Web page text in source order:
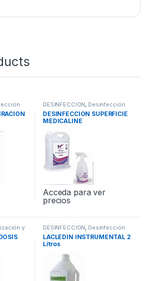
DESINFECCION Desinfección
DESINFECCION SUPERFICIE
MEDICALINE
Acceda para ver
precios
y DESINFECCION, Desinfección
de Instrumental
LACLEDIN INSTRUMENTAL 2
Litros